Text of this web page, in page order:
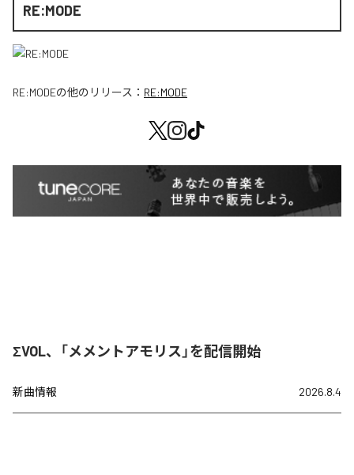
RE:MODE
RE:MODEの他のリリース： RE:MODE
ΣVOL、「メメントアモリス」を配信開始
新曲情報 2026.8.4